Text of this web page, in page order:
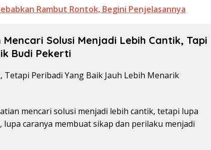
Rambut Rontok, Begini Penjelasannya
Solusi Menjadi Lebih Cantik, Tapi
Budi Pekerti
mencari solusi menjadi lebih cantik, tetapi lupa
caranya membuat sikap dan perilaku menjadi